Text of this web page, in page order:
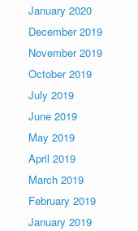
January 2020
December 2019
November 2019
October 2019
July 2019
June 2019
May 2019
April 2019
March 2019
February 2019
January 2019